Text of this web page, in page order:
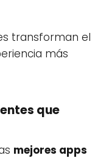
transforman el
más
que
mejores apps